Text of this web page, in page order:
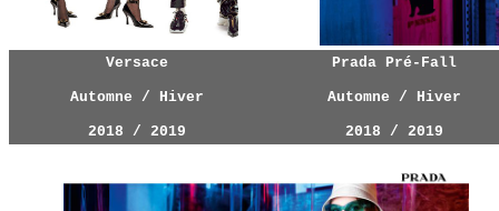
Versace
Automne / Hiver
2018 / 2019
Prada Pré-Fall
Automne / Hiver
2018 / 2019